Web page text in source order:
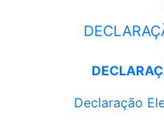
Declaração